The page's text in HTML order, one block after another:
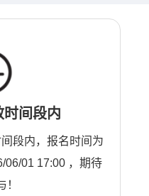
时间段内
段内，报名时间为
01 17:00 ，期待
！